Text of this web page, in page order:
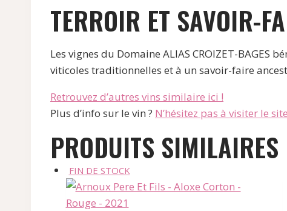
TERROIR ET SAVOIR-
Les vignes du Domaine ALIAS CROIZET-BAGES
viticoles traditionnelles et à un savoir-faire
Retrouvez d’autres vins similaire ici !
Plus d’info sur le vin ? N’hésitez pas à visiter le
PRODUITS SIMILAIRES
FIN DE STOCK